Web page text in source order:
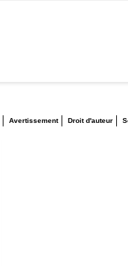
Avertissement Droit d'auteur